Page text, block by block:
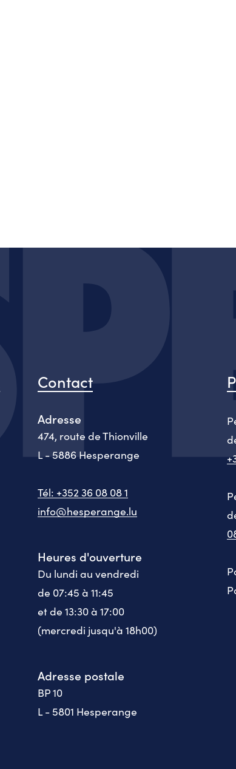
Contact
Adresse
474, route de Thionville
L - 5886 Hesperange
Tél: +352 36 08 08 1
info@hesperange.lu
Heures d'ouverture
Du lundi au vendredi
de 07:45 à 11:45
et de 13:30 à 17:00
(mercredi jusqu'à 18h00)
Adresse postale
BP 10
L - 5801 Hesperange